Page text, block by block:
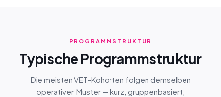
PROGRAMMSTRUKTUR
Typische Programmstruktur
Die meisten VET-Kohorten folgen demselben
operativen Muster — kurz, gruppenbasiert,